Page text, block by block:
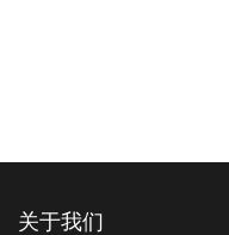
关于我们